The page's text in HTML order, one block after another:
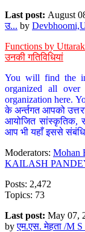
Last post: August
उ... by
Functions by
उनकी गतिविधियां
You will find the
organized all
organization here.
के अर्न्तगत आपको
आयोजित सांस्कृतिक,
आप भी यहाँ इससे
Moderators: Mohan
KAILASH
Posts: 2,472
Topics: 73
Last post: May 07,
byएम.एस. मेहता /M